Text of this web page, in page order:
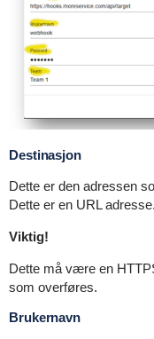
Destinasjon
Dette er den adressen
Dette er en URL adresse.
Viktig!
Dette må være en
som overføres.
Brukernavn